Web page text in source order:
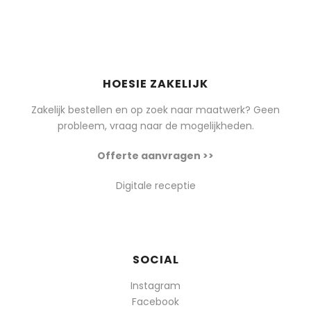
HOESIE ZAKELIJK
Zakelijk bestellen en op zoek naar maatwerk? Geen
probleem, vraag naar de mogelijkheden.
Offerte aanvragen >>
Digitale receptie
SOCIAL
Instagram
Facebook